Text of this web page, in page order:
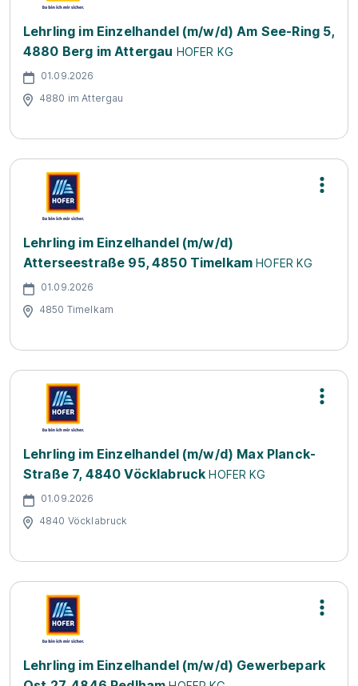
Lehrling im Einzelhandel (m/w/d) Am See-Ring 5,
4880 Berg im Attergau HOFER KG
01.09.2026
4880 im Attergau
Lehrling im Einzelhandel (m/w/d)
Atterseestraße 95, 4850 Timelkam HOFER KG
01.09.2026
4850 Timelkam
Lehrling im Einzelhandel (m/w/d) Max Planck-
Straße 7, 4840 Vöcklabruck HOFER KG
01.09.2026
4840 Vöcklabruck
Lehrling im Einzelhandel (m/w/d) Gewerbepark